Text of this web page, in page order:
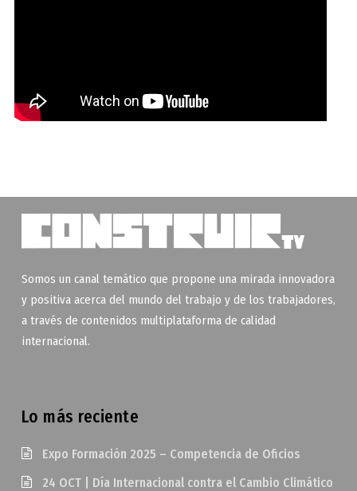
Somos un canal temático que propone una mirada innovadora
y positiva acerca del mundo del trabajo y de los trabajadores,
a través de contenidos multiplataforma de calidad
internacional.
Lo más reciente
Expo Formación 2025 – Competencia de Oficios
24 OCT | Día Internacional contra el Cambio Climático